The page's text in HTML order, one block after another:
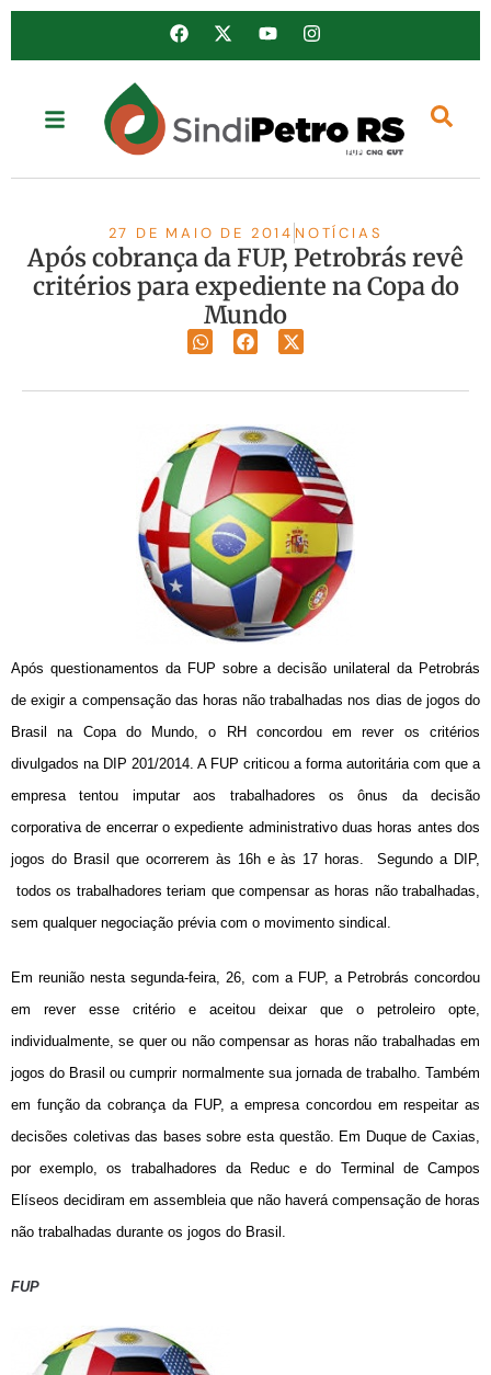
27 DE MAIO DE 2014 NOTÍCIAS
Após cobrança da FUP, Petrobrás revê
critérios para expediente na Copa do
Mundo
Após questionamentos da FUP sobre a decisão unilateral da Petrobrás
de exigir a compensação das horas não trabalhadas nos dias de jogos do
Brasil na Copa do Mundo, o RH concordou em rever os critérios
divulgados na DIP 201/2014. A FUP criticou a forma autoritária com que a
empresa tentou imputar aos trabalhadores os ônus da decisão
corporativa de encerrar o expediente administrativo duas horas antes dos
jogos do Brasil que ocorrerem às 16h e às 17 horas. Segundo a DIP,
todos os trabalhadores teriam que compensar as horas não trabalhadas,
sem qualquer negociação prévia com o movimento sindical.
Em reunião nesta segunda-feira, 26, com a FUP, a Petrobrás concordou
em rever esse critério e aceitou deixar que o petroleiro opte,
individualmente, se quer ou não compensar as horas não trabalhadas em
jogos do Brasil ou cumprir normalmente sua jornada de trabalho. Também
em função da cobrança da FUP, a empresa concordou em respeitar as
decisões coletivas das bases sobre esta questão. Em Duque de Caxias,
por exemplo, os trabalhadores da Reduc e do Terminal de Campos
Elíseos decidiram em assembleia que não haverá compensação de horas
não trabalhadas durante os jogos do Brasil.
FUP